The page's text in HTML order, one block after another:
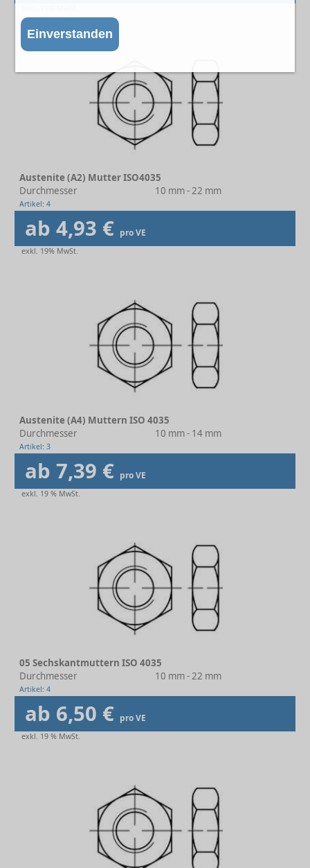
Einverstanden
Austenite (A2) Mutter ISO4035
Durchmesser
10 mm - 22 mm
Artikel: 4
ab 4,93 € pro VE
exkl. 19% MwSt.
Austenite (A4) Muttern ISO 4035
Durchmesser
10 mm - 14 mm
Artikel: 3
ab 7,39 € pro VE
exkl. 19 % MwSt.
05 Sechskantmuttern ISO 4035
Durchmesser
10 mm - 22 mm
Artikel: 4
ab 6,50 € pro VE
exkl. 19 % MwSt.